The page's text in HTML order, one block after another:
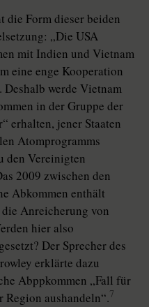
die Form dieser beiden
„Die USA
mit Indien und Vietnam
eine enge Kooperation
Deshalb werde Vietnam
in der Gruppe der
erhalten, jener Staaten
Atomprogramms
den Vereinigten
2009 zwischen den
Abkommen enthält
Anreicherung von
hier also
Der Sprecher des
erklärte dazu
Abppkommen „Fall für
aushandeln“.7